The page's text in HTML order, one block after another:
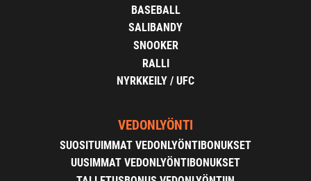
BASEBALL
SALIBANDY
SNOOKER
RALLI
NYRKKEILY / UFC
VEDONLYÖNTI
SUOSITUIMMAT VEDONLYÖNTIBONUKSET
UUSIMMAT VEDONLYÖNTIBONUKSET